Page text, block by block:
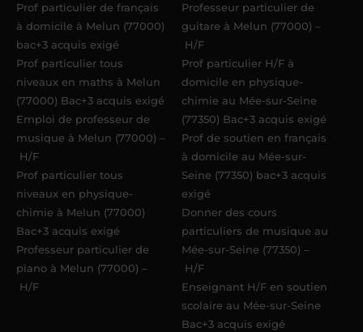
Prof particulier de français
à domicile à Melun (77000)
bac+3 acquis exigé
Prof particulier tous
niveaux en maths à Melun
(77000) Bac+3 acquis exigé
Emploi de professeur de
musique à Melun (77000) –
H/F
Prof particulier tous
niveaux en physique-
chimie à Melun (77000)
Bac+3 acquis exigé
Professeur particulier de
piano à Melun (77000) –
H/F
Professeur particulier de
guitare à Melun (77000) –
H/F
Prof particulier H/F à
domicile en physique-
chimie au Mée-sur-Seine
(77350) Bac+3 acquis exigé
Prof de soutien en français
à domicile au Mée-sur-
Seine (77350) bac+3 acquis
exigé
Donner des cours
particuliers de musique au
Mée-sur-Seine (77350) –
H/F
Enseignant H/F en soutien
scolaire au Mée-sur-Seine
Bac+3 acquis exigé